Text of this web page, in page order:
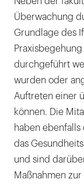
Überwachung
Grundlage des
durchgeführt
wurden oder
Auftreten einer
können. Die
haben
das
und sind
Maßnahmen